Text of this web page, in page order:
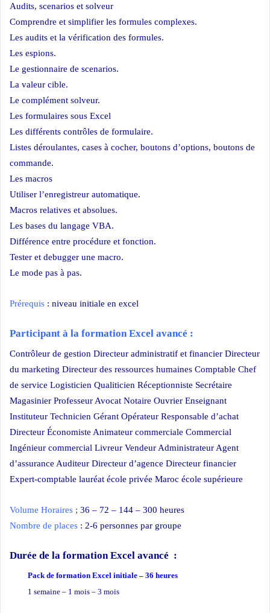
Audits, scenarios et solveur
Comprendre et simplifier les formules complexes.
Les audits et la vérification des formules.
Les espions.
Le gestionnaire de scenarios.
La valeur cible.
Le complément solveur.
Les formulaires sous Excel
Les différents contrôles de formulaire.
Listes déroulantes, cases à cocher, boutons d’options, boutons de
commande.
Les macros
Utiliser l’enregistreur automatique.
Macros relatives et absolues.
Les bases du langage VBA.
Différence entre procédure et fonction.
Tester et debugger une macro.
Le mode pas à pas.
Prérequis : niveau initiale en excel
Participant à la formation Excel avancé :
Contrôleur de gestion Directeur administratif et financier Directeur
du marketing Directeur des ressources humaines Comptable Chef
de service Logisticien Qualiticien Réceptionniste Secrétaire
Magasinier Professeur Avocat Notaire Ouvrier Enseignant
Instituteur Technicien Gérant Opérateur Responsable d’achat
Directeur Économiste Animateur commerciale Commercial
Ingénieur commercial Livreur Vendeur Administrateur Agent
d’assurance Auditeur Directeur d’agence Directeur financier
Expert-comptable lauréat école privée Maroc école supérieure
Volume Horaires ; 36 – 72 – 144 – 300 heures
Nombre de places : 2-6 personnes par groupe
Durée de la formation Excel avancé :
Pack de formation Excel initiale – 36 heures
1 semaine – 1 mois – 3 mois